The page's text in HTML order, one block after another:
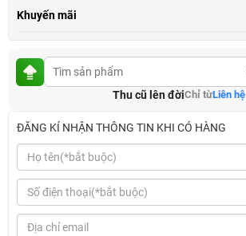
Khuyến mãi
Thu cũ lên đờiChỉ từLiên hệ
ĐĂNG KÍ NHẬN THÔNG TIN KHI CÓ HÀNG